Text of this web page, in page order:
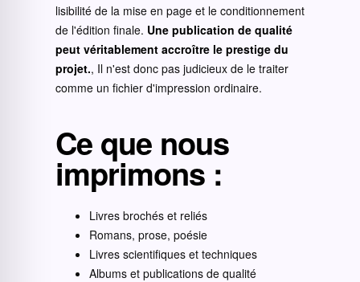
lisibilité de la mise en page et le conditionnement
de l'édition finale. Une publication de qualité
peut véritablement accroître le prestige du
projet., Il n'est donc pas judicieux de le traiter
comme un fichier d'impression ordinaire.
Ce que nous
imprimons :
Livres brochés et reliés
Romans, prose, poésie
Livres scientifiques et techniques
Albums et publications de qualité